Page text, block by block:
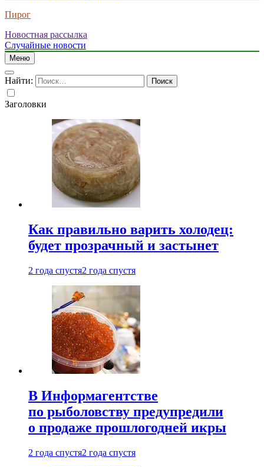
Пирог
Новостная рассылка
Случайные новости
Меню
Найти:
Заголовки
Как правильно варить холодец:
будет прозрачный и застынет
2 года спустя2 года спустя
В Информагентстве
по рыболовству предупредили
о продаже прошлогодней икры
2 года спустя2 года спустя